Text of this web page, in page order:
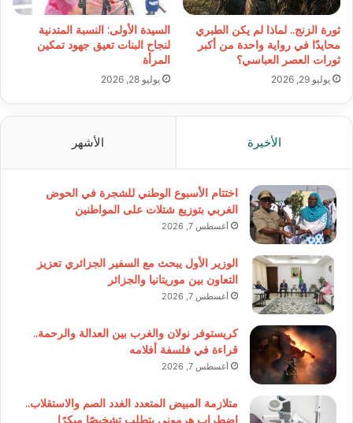
ثورة الزنج.. لماذا لم يكن الطبري
محايدًا في رواية واحدة من أكبر
ثورات العصر العباسي؟
يوليو 29, 2026
السيدة الأولى: النسبة المتدنية
لنجاح البنات تعيق جهود تمكين
المرأة
يوليو 28, 2026
الأخيرة الأشهر
اختتام الأسبوع الوطني للشجرة في الحوض
الغربي بتوزيع شتلات على المواطنين
أغسطس 7, 2026
الوزير الأول يبحث مع السفير الجزائري تعزيز
التعاون بين موريتانيا والجزائر
أغسطس 7, 2026
كريستوفر نولان والغرب بين العدالة والرحمة..
قراءة في فلسفة أفلامه
أغسطس 7, 2026
متلازمة المبيض المتعدد الغدد الصم والاستقلاب..
اضطراب هرموني يتطلب تشخيصًا مبكرًا